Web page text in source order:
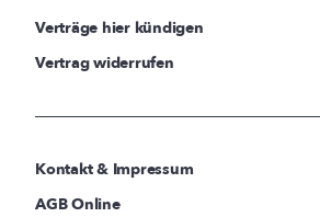
Verträge hier kündigen
Vertrag widerrufen
Kontakt & Impressum
AGB Online